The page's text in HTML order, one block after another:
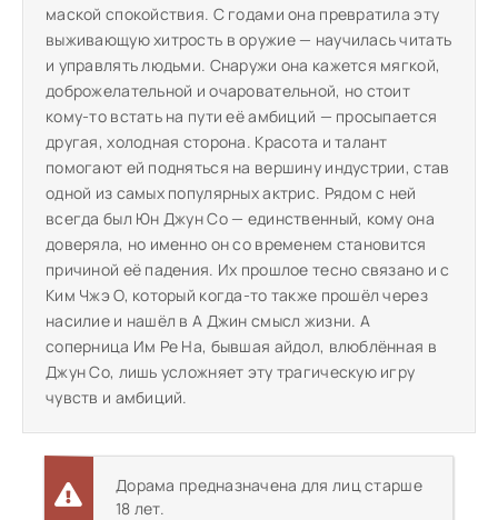
маской спокойствия. С годами она превратила эту
выживающую хитрость в оружие — научилась читать
и управлять людьми. Снаружи она кажется мягкой,
доброжелательной и очаровательной, но стоит
кому-то встать на пути её амбиций — просыпается
другая, холодная сторона. Красота и талант
помогают ей подняться на вершину индустрии, став
одной из самых популярных актрис. Рядом с ней
всегда был Юн Джун Со — единственный, кому она
доверяла, но именно он со временем становится
причиной её падения. Их прошлое тесно связано и с
Ким Чжэ О, который когда-то также прошёл через
насилие и нашёл в А Джин смысл жизни. А
соперница Им Ре На, бывшая айдол, влюблённая в
Джун Со, лишь усложняет эту трагическую игру
чувств и амбиций.
Дорама предназначена для лиц старше
18 лет.